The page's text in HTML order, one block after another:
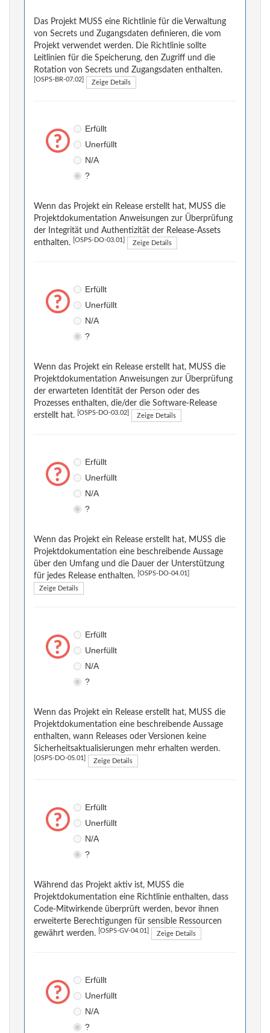
Das Projekt MUSS eine Richtlinie für die Verwaltung
von Secrets und Zugangsdaten definieren, die vom
Projekt verwendet werden. Die Richtlinie sollte
Leitlinien für die Speicherung, den Zugriff und die
Rotation von Secrets und Zugangsdaten enthalten.
[OSPS-BR-07.02] Zeige Details
Erfüllt
Unerfüllt
N/A
?
Wenn das Projekt ein Release erstellt hat, MUSS die
Projektdokumentation Anweisungen zur Überprüfung
der Integrität und Authentizität der Release-Assets
enthalten.
[OSPS-DO-03.01] Zeige Details
Erfüllt
Unerfüllt
N/A
?
Wenn das Projekt ein Release erstellt hat, MUSS die
Projektdokumentation Anweisungen zur Überprüfung
der erwarteten Identität der Person oder des
Prozesses enthalten, die/der die Software-Release
erstellt hat.
[OSPS-DO-03.02] Zeige Details
Erfüllt
Unerfüllt
N/A
?
Wenn das Projekt ein Release erstellt hat, MUSS die
Projektdokumentation eine beschreibende Aussage
über den Umfang und die Dauer der Unterstützung
für jedes Release enthalten.
[OSPS-DO-04.01]
Zeige Details
Erfüllt
Unerfüllt
N/A
?
Wenn das Projekt ein Release erstellt hat, MUSS die
Projektdokumentation eine beschreibende Aussage
enthalten, wann Releases oder Versionen keine
Sicherheitsaktualisierungen mehr erhalten werden.
[OSPS-DO-05.01] Zeige Details
Erfüllt
Unerfüllt
N/A
?
Während das Projekt aktiv ist, MUSS die
Projektdokumentation eine Richtlinie enthalten, dass
Code-Mitwirkende überprüft werden, bevor ihnen
erweiterte Berechtigungen für sensible Ressourcen
gewährt werden.
[OSPS-GV-04.01] Zeige Details
Erfüllt
Unerfüllt
N/A
?